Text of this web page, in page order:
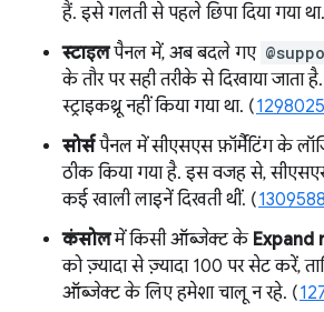
हैं. इसे गलती से पहले छिपा दिया गया
स्टाइलपैनल में, अब बदले गए
के तौर पर सही तरीके से दिखाया जाता
स्ट्राइकथ्रू नहीं किया गया था. (1298025
सोर्सपैनल में सीएसएस फ़ॉर्मैटिंग के
ठीक किया गया है. इस वजह से,
कई खाली लाइनें दिखती थीं. (1309588
कंसोलमें किसी ऑब्जेक्ट के Expand
को ज़्यादा से ज़्यादा 100 पर सेट करें,
ऑब्जेक्ट के लिए हमेशा चालू न रहे. (